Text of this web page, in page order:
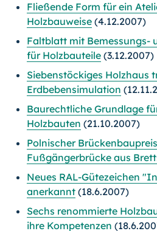
Fließende Form für ein
Holzbauweise (4.12.2007)
Faltblatt mit Bemessungs-
für Holzbauteile (3.12.2007)
Siebenstöckiges Holzhaus
Erdbebensimulation
Baurechtliche Grundlage
Holzbauten (21.10.2007)
Polnischer
Fußgängerbrücke aus
Neues RAL-Gütezeichen
anerkannt (18.6.2007)
Sechs renommierte
ihre Kompetenzen